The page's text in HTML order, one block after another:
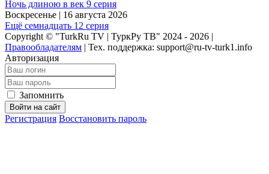
Ночь длиною в век 9 серия
Воскресенье | 16 августа 2026
Ещё семнадцать 12 серия
Copyright © "TurkRu TV | ТуркРу ТВ" 2024 - 2026 |
Правообладателям | Тех. поддержка: support@ru-tv-turk1.info
Авторизация
Запомнить
Войти на сайт
Регистрация Восстановить пароль